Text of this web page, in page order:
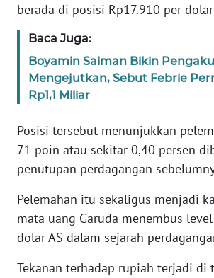
berada di posisi Rp17.910 per dolar
Baca Juga:
Boyamin Saiman Bikin
Mengejutkan, Sebut Febrie
Rp1,1 Miliar
Posisi tersebut menunjukkan
71 poin atau sekitar 0,40 persen
penutupan perdagangan
Pelemahan itu sekaligus menjadi
mata uang Garuda menembus
dolar AS dalam sejarah
Tekanan terhadap rupiah terjadi di
IKLAN
TENTANG
KAMI
MEDIA
SIBER
REDAKSI
KARIR